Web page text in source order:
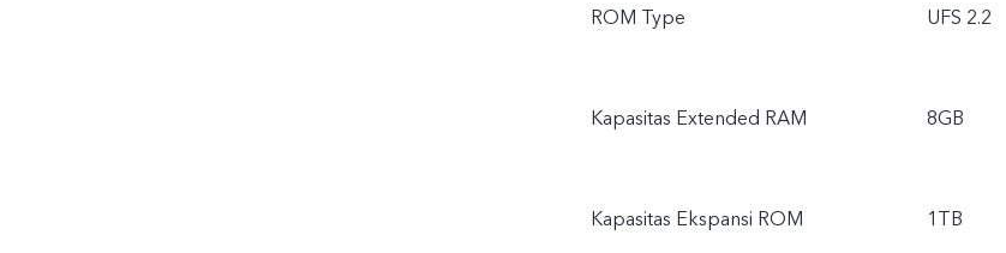
ROM Type UFS 2.2
Kapasitas Extended RAM 8GB
Kapasitas Ekspansi ROM 1TB